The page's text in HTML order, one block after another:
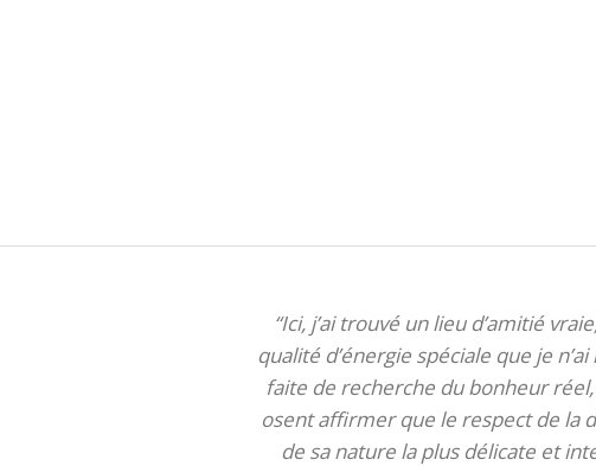
“Ici, j’ai trouvé un lieu d’amitié
qualité d’énergie spéciale que je
faite de recherche du bonheur
osent affirmer que le respect de la
de sa nature la plus délicate et